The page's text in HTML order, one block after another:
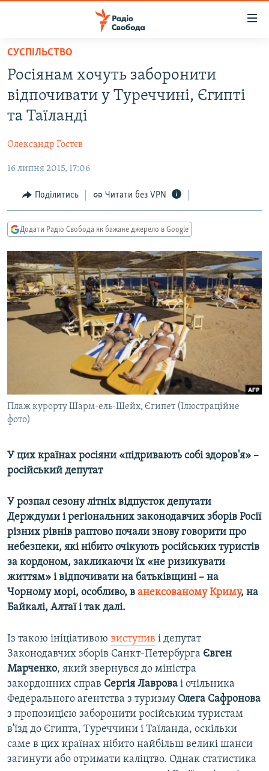
Перейти
основного
матеріалу
Перейти
до
основної
Перейти
пошуку
СТАТТІ
ЕКОНОМІКА
СУСПІЛЬСТВО
КУЛЬТУРА
УКРАЇНА
СВІТ
РОСІЙСЬКА «ФІЛЬТРАЦІЯ»
ДОНБАС.РЕАЛІЇ
КРИМ.РЕАЛІЇ
СХЕМИ
ПРИАЗОВ’Я
КИТАЙ.ВИКЛИКИ
МУЛЬТИМЕДІА
ФОТО
РУС
КТАТ
Усі сайти RFE/RL
СУСПІЛЬСТВО
Росіянам хочуть заборонити
відпочивати у Туреччині, Єгипті
та Таїланді
Олександр Гостєв
16 липня 2015, 17:06
Поділитись Читати без VPN
Додати Радіо Свобода як бажане джерело в Google
Плаж курорту Шарм-ель-Шейх, Єгипет (Ілюстраційне
фото)
У цих країнах росіяни «підривають собі здоров'я» –
російський депутат
У розпал сезону літніх відпусток депутати
Держдуми і регіональних законодавчих зборів Росії
різних рівнів раптово почали знову говорити про
небезпеки, які нібито очікують російських туристів
за кордоном, закликаючи їх «не ризикувати
життям» і відпочивати на батьківщині – на
Чорному морі, особливо, в анексованому Криму, на
Байкалі, Алтаї і так далі.
Із такою ініціативою виступив і депутат
Законодавчих зборів Санкт-Петербурга Євген
Марченко, який звернувся до міністра
закордонних справ Сергія Лаврова і очільника
Федерального агентства з туризму Олега Сафронова
з пропозицією заборонити російським туристам
в'їзд до Єгипта, Туреччини і Таїланда, оскільки
саме в цих країнах нібито найбільш великі шанси
загинути або отримати каліцтво. Однак статистика